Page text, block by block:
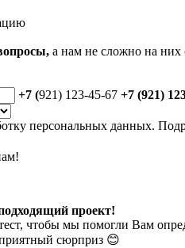
а нам не сложно на
+7 (921) 123-45-67 +7 (921)
персональных данных.
проект!
чтобы мы помогли Вам
сюрприз 😊